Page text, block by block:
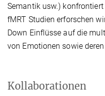
Semantik usw.) konfrontiert
fMRT Studien erforschen
Down Einflüsse auf die
von Emotionen sowie
Kollaborationen